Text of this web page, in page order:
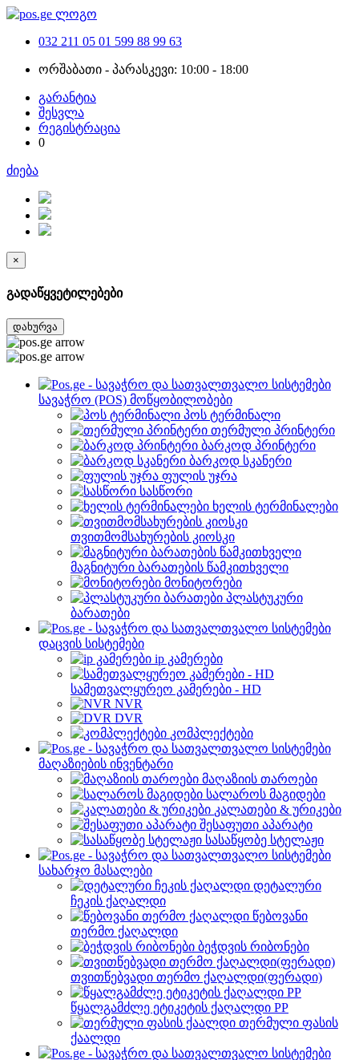
032 211 05 01 599 88 99 63
ორშაბათი - პარასკევი: 10:00 - 18:00
გარანტია
შესვლა
რეგისტრაცია
0
ძიება
×
გადაწყვეტილებები
დახურვა
სავაჭრო (POS) მოწყობილობები
პოს ტერმინალი
თერმული პრინტერი
ბარკოდ პრინტერი
ბარკოდ სკანერი
ფულის უჯრა
სასწორი
ხელის ტერმინალები
თვითმომსახურების კიოსკი
მაგნიტური ბარათების წამკითხველი
მონიტორები
პლასტუკური
ბარათები
დაცვის სისტემები
ip კამერები
სამეთვალყურეო კამერები - HD
NVR
DVR
კომპლექტები
მაღაზიების ინვენტარი
მაღაზიის თაროები
სალაროს მაგიდები
კალათები & ურიკები
შესაფუთი აპარატი
სასაწყობე სტელაჟი
სახარჯო მასალები
დეტალური
ჩეკის ქაღალდი
წებოვანი
თერმო ქაღალდი
ბეჭდვის რიბონები
თვითწებვადი თერმო ქაღალდი(ფერადი)
წყალგამძლე ეტიკეტის ქაღალდი PP
თერმული ფასის
ქაალდი